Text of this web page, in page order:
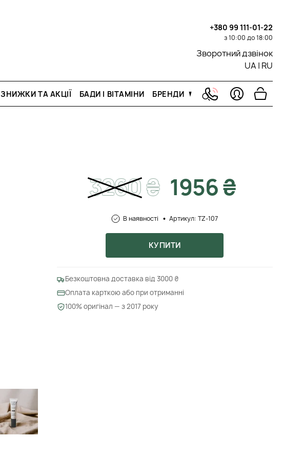
+380 99 111-01-22
з 10:00 до 18:00
Зворотний дзвінок
UA | RU
ЗНИЖКИ ТА АКЦІЇ БАДИ І ВІТАМІНИ БРЕНДИ
3260₴ 1956 ₴
В наявності Артикул: TZ-107
КУПИТИ
Безкоштовна доставка від 3000 ₴
Оплата карткою або при отриманні
100% оригінал — з 2017 року